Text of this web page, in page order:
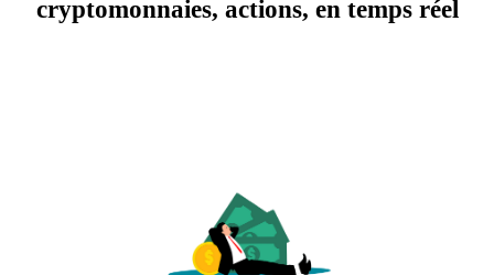
cryptomonnaies, actions, en temps réel